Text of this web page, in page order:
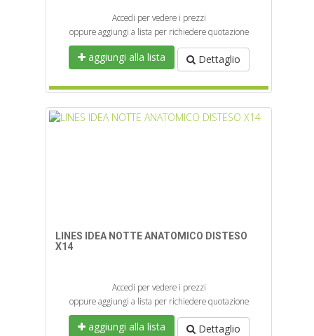
Accedi per vedere i prezzi
oppure aggiungi a lista per richiedere quotazione
aggiungi alla lista Dettaglio
LINES IDEA NOTTE ANATOMICO DISTESO
X14
Accedi per vedere i prezzi
oppure aggiungi a lista per richiedere quotazione
aggiungi alla lista Dettaglio